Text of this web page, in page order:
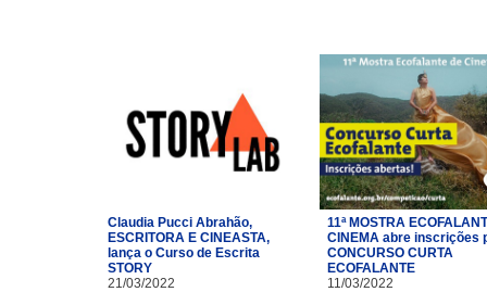
Claudia Pucci Abrahão,
ESCRITORA E CINEASTA,
lança o Curso de Escrita
STORY
21/03/2022
11ª MOSTRA
CINEMA abre inscrições
CONCURSO CURTA
ECOFALANTE
11/03/2022